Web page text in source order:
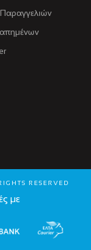
Παραγγελιών
RESERVED
με